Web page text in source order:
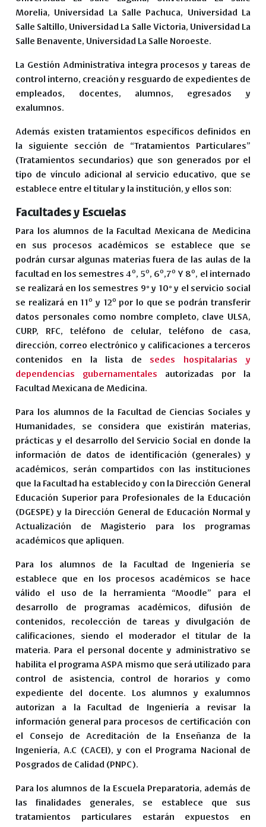
Morelia, Universidad La Salle Pachuca, Universidad La
Salle Saltillo, Universidad La Salle Victoria, Universidad La
Salle Benavente, Universidad La Salle Noroeste.
La Gestión Administrativa integra procesos y tareas de
control interno, creación y resguardo de expedientes de
empleados, docentes, alumnos, egresados y
exalumnos.
Además existen tratamientos específicos definidos en
la siguiente sección de “Tratamientos Particulares”
(Tratamientos secundarios) que son generados por el
tipo de vínculo adicional al servicio educativo, que se
establece entre el titular y la institución, y ellos son:
Facultades y Escuelas
Para los alumnos de la Facultad Mexicana de Medicina
en sus procesos académicos se establece que se
podrán cursar algunas materias fuera de las aulas de la
facultad en los semestres 4º, 5º, 6º,7º Y 8º, el internado
se realizará en los semestres 9° y 10° y el servicio social
se realizará en 11º y 12º por lo que se podrán transferir
datos personales como nombre completo, clave ULSA,
CURP, RFC, teléfono de celular, teléfono de casa,
dirección, correo electrónico y calificaciones a terceros
contenidos en la lista de sedes hospitalarias y
dependencias gubernamentales autorizadas por la
Facultad Mexicana de Medicina.
Para los alumnos de la Facultad de Ciencias Sociales y
Humanidades, se considera que existirán materias,
prácticas y el desarrollo del Servicio Social en donde la
información de datos de identificación (generales) y
académicos, serán compartidos con las instituciones
que la Facultad ha establecido y con la Dirección General
Educación Superior para Profesionales de la Educación
(DGESPE) y la Dirección General de Educación Normal y
Actualización de Magisterio para los programas
académicos que apliquen.
Para los alumnos de la Facultad de Ingeniería se
establece que en los procesos académicos se hace
válido el uso de la herramienta “Moodle” para el
desarrollo de programas académicos, difusión de
contenidos, recolección de tareas y divulgación de
calificaciones, siendo el moderador el titular de la
materia. Para el personal docente y administrativo se
habilita el programa ASPA mismo que será utilizado para
control de asistencia, control de horarios y como
expediente del docente. Los alumnos y exalumnos
autorizan a la Facultad de Ingeniería a revisar la
información general para procesos de certificación con
el Consejo de Acreditación de la Enseñanza de la
Ingeniería, A.C (CACEI), y con el Programa Nacional de
Posgrados de Calidad (PNPC).
Para los alumnos de la Escuela Preparatoria, además de
las finalidades generales, se establece que sus
tratamientos particulares estarán expuestos en